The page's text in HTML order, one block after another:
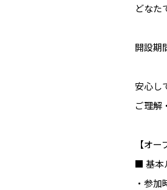
どなた
開設期
安心し
ご理解
【オ
■ 基本
・参